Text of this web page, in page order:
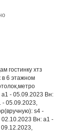
гостинку хтз
в 6 этажном
a1 - 05.09.2023 Вн:
- 05.09.2023,
s4 -
Вн: a1 -